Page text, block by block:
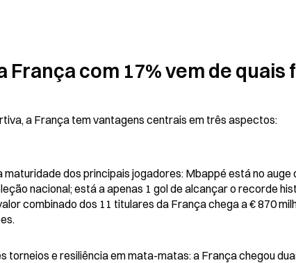
França com 17% vem de
a França tem vantagens centrais em três aspectos:
maturidade dos principais jogadores: Mbappé está no auge
nacional; está a apenas 1 gol de alcançar o recorde
combinado dos 11 titulares da França chega a € 870
torneios e resiliência em mata-matas: a França chegou